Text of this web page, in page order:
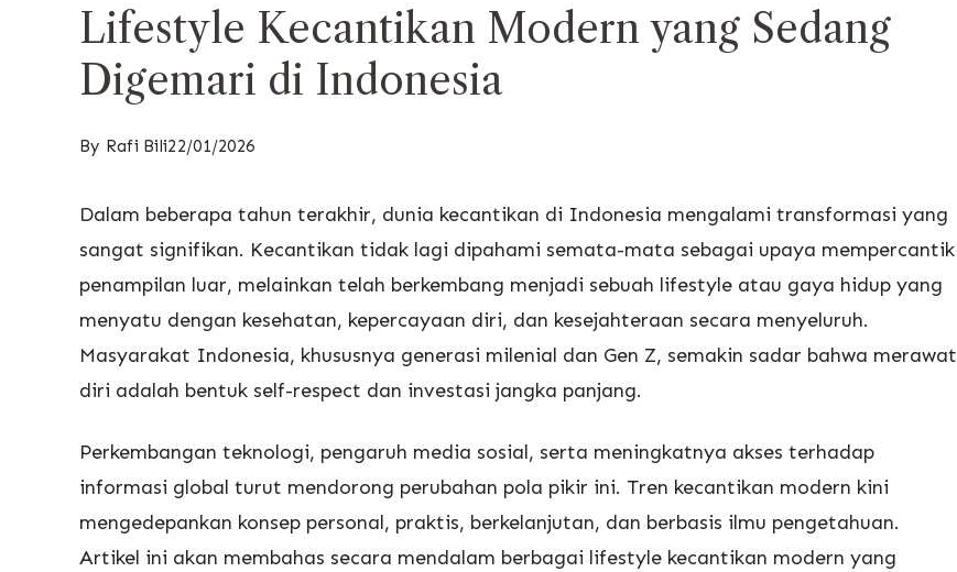
Lifestyle Kecantikan Modern yang Sedang
Digemari di Indonesia
By Rafi Bili22/01/2026
Dalam beberapa tahun terakhir, dunia kecantikan di Indonesia mengalami transformasi yang
sangat signifikan. Kecantikan tidak lagi dipahami semata-mata sebagai upaya mempercantik
penampilan luar, melainkan telah berkembang menjadi sebuah lifestyle atau gaya hidup yang
menyatu dengan kesehatan, kepercayaan diri, dan kesejahteraan secara menyeluruh.
Masyarakat Indonesia, khususnya generasi milenial dan Gen Z, semakin sadar bahwa merawat
diri adalah bentuk self-respect dan investasi jangka panjang.
Perkembangan teknologi, pengaruh media sosial, serta meningkatnya akses terhadap
informasi global turut mendorong perubahan pola pikir ini. Tren kecantikan modern kini
mengedepankan konsep personal, praktis, berkelanjutan, dan berbasis ilmu pengetahuan.
Artikel ini akan membahas secara mendalam berbagai lifestyle kecantikan modern yang